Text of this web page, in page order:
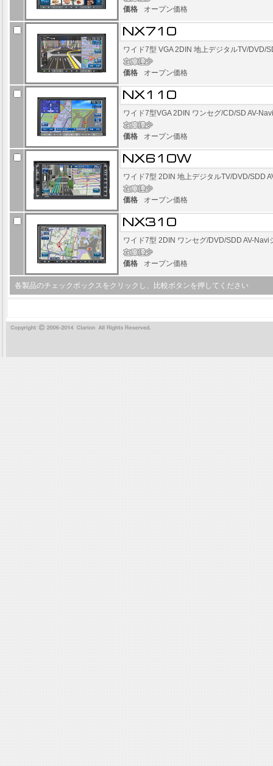
価格 オープン価格
ワイド7型 VGA 2DIN 地上デジタルTV/DVD/
価格 オープン価格
ワイド7型VGA 2DIN ワンセグ/CD/SD AV-
価格 オープン価格
ワイド7型 2DIN 地上デジタルTV/DVD/SDD
価格 オープン価格
ワイド7型 2DIN ワンセグ/DVD/SDD AV-Navi
価格 オープン価格
各製品のチェックボックスをクリックし、比較ボタンを押してください